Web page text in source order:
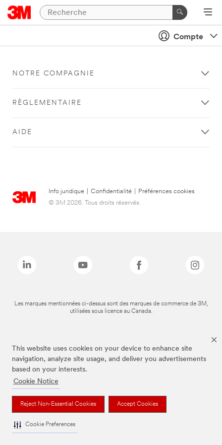
This website uses cookies on your device to enhance site
navigation, analyze site usage, and deliver you advertisements
based on your interests.
Cookie Notice
Reject Non-Essential Cookies Accept Cookies
Cookie Preferences
Compte
NOTRE COMPAGNIE
RÈGLEMENTAIRE
AIDE
Info juridique Confidentialité
Préférences cookies
© 3M 2026. Tous droits réservés.
Les marques mentionnées ci-dessus sont des marques de commerce de 3M,
utilisées sous licence au Canada.